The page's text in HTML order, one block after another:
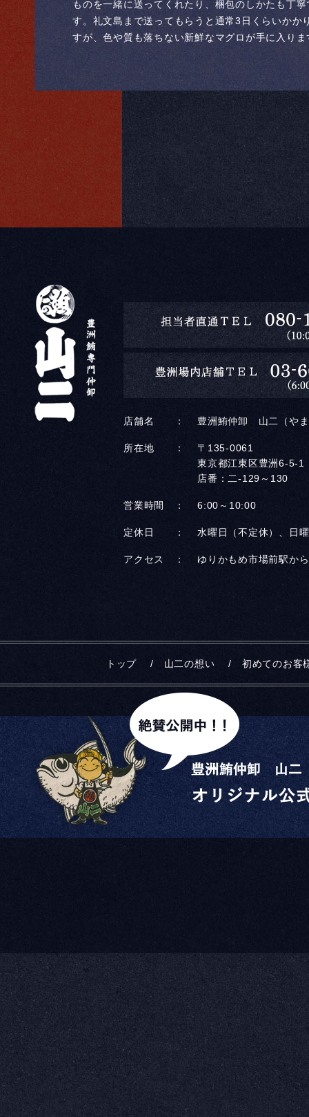
ものを一緒に送ってくれたり、梱包のしかたも丁寧
す。礼文島まで送ってもらうと通常3日くらいかか
すが、色や質も落ちない新鮮なマグロが手に入りま
店舗名 ： 豊洲鮪仲卸 山二（や
所在地 ：
〒135-0061
東京都江東区豊洲6-5-1
店番：二-129～130
営業時間 ： 6:00～10:00
定休日 ： 水曜日（不定休）、日
アクセス ： ゆりかもめ市場前駅か
トップ 山二の想い 初めてのお客